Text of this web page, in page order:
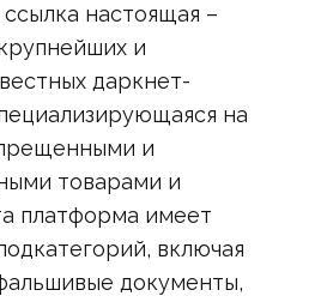
настоящая –
и
даркнет-
на
и
товарами и
платформа имеет
включая
документы,